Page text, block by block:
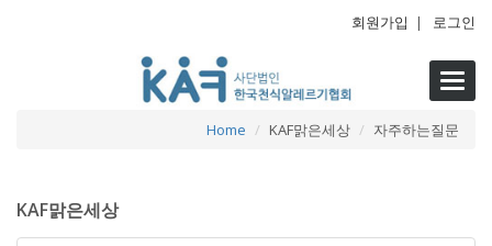
회원가입 | 로그인
Home
KAF맑은세상 자주하는질문
KAF맑은세상